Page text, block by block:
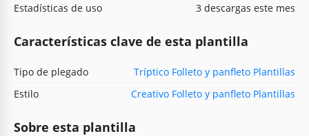
Estadísticas de uso
3 descargas este mes
Características clave de esta plantilla
Tipo de plegado
Tríptico Folleto y panfleto Plantillas
Estilo
Creativo Folleto y panfleto Plantillas
Sobre esta plantilla